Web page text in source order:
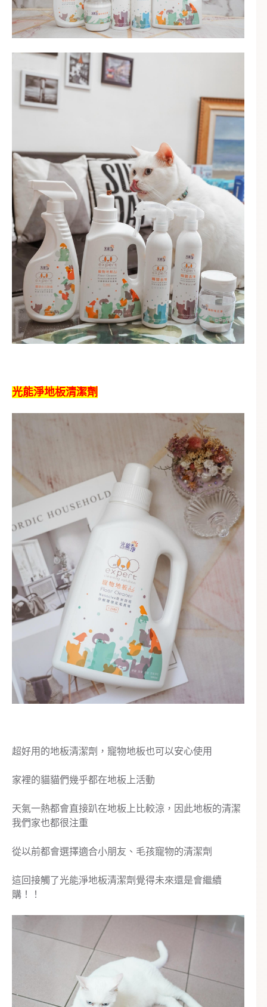
光能淨地板清潔劑
超好用的地板清潔劑，寵物地板也可以安心使用
家裡的貓貓們幾乎都在地板上活動
天氣一熱都會直接趴在地板上比較涼，因此地板的清潔
我們家也都很注重
從以前都會選擇適合小朋友、毛孩寵物的清潔劑
這回接觸了光能淨地板清潔劑覺得未來還是會繼續
購！！